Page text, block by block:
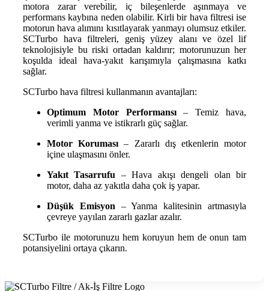
motora zarar verebilir, iç bileşenlerde aşınmaya ve
performans kaybına neden olabilir. Kirli bir hava filtresi ise
motorun hava alımını kısıtlayarak yanmayı olumsuz etkiler.
SCTurbo hava filtreleri, geniş yüzey alanı ve özel lif
teknolojisiyle bu riski ortadan kaldırır; motorunuzun her
koşulda ideal hava-yakıt karışımıyla çalışmasına katkı
sağlar.
SCTurbo hava filtresi kullanmanın avantajları:
Optimum Motor Performansı– Temiz hava,
verimli yanma ve istikrarlı güç sağlar.
Motor Koruması – Zararlı dış etkenlerin motor
içine ulaşmasını önler.
Yakıt Tasarrufu – Hava akışı dengeli olan bir
motor, daha az yakıtla daha çok iş yapar.
Düşük Emisyon – Yanma kalitesinin artmasıyla
çevreye yayılan zararlı gazlar azalır.
SCTurbo ile motorunuzu hem koruyun hem de onun tam
potansiyelini ortaya çıkarın.